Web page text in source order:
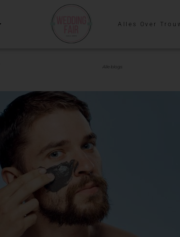
Alles Over
Alle blogs